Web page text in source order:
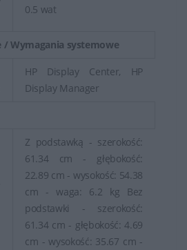
0.5 wat
/ Wymagania systemowe
HP Display Center, HP
Display Manager
Z podstawką - szerokość:
61.34 cm - głębokość:
22.89 cm - wysokość: 54.38
cm - waga: 6.2 kg Bez
podstawki - szerokość:
61.34 cm - głębokość: 4.69
cm - wysokość: 35.67 cm -